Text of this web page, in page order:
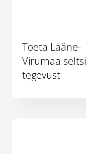
Toeta Lääne-
Virumaa seltsi
tegevust